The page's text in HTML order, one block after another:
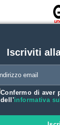
Iscriviti
Confermo di aver
dell'informativa